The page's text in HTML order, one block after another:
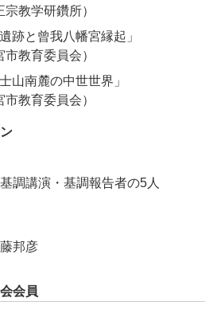
教学研鑽所）
跡と曾我八幡宮縁起」
教育委員会）
山南麓の中世世界」
教育委員会）
調講演・基調報告者の5人
邦彦
会員